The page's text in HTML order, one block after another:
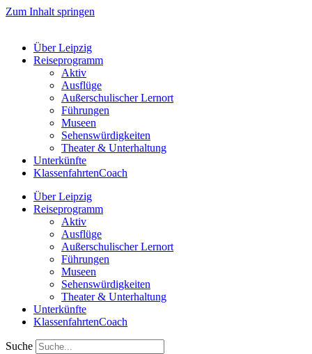
Zum Inhalt springen
Über Leipzig
Reiseprogramm
Aktiv
Ausflüge
Außerschulischer Lernort
Führungen
Museen
Sehenswürdigkeiten
Theater & Unterhaltung
Unterkünfte
KlassenfahrtenCoach
Über Leipzig
Reiseprogramm
Aktiv
Ausflüge
Außerschulischer Lernort
Führungen
Museen
Sehenswürdigkeiten
Theater & Unterhaltung
Unterkünfte
KlassenfahrtenCoach
Suche